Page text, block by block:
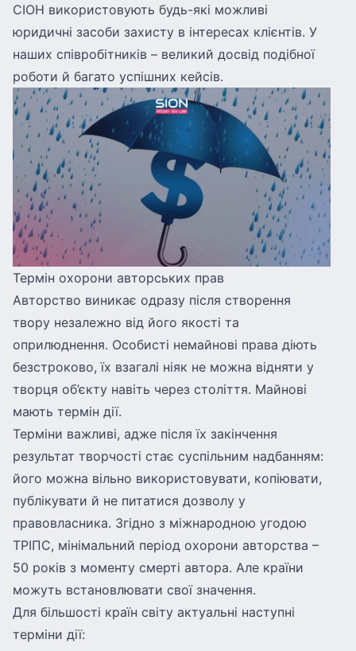
СІОН використовують будь-які можливі
юридичні засоби захисту в інтересах клієнтів. У
наших співробітників – великий досвід подібної
роботи й багато успішних кейсів.
Термін охорони авторських прав
Авторство виникає одразу після створення
твору незалежно від його якості та
оприлюднення. Особисті немайнові права діють
безстроково, їх взагалі ніяк не можна відняти у
творця об’єкту навіть через століття. Майнові
мають термін дії.
Терміни важливі, адже після їх закінчення
результат творчості стає суспільним надбанням:
його можна вільно використовувати, копіювати,
публікувати й не питатися дозволу у
правовласника. Згідно з міжнародною угодою
ТРІПС, мінімальний період охорони авторства –
50 років з моменту смерті автора. Але країни
можуть встановлювати свої значення.
Для більшості країн світу актуальні наступні
терміни дії: